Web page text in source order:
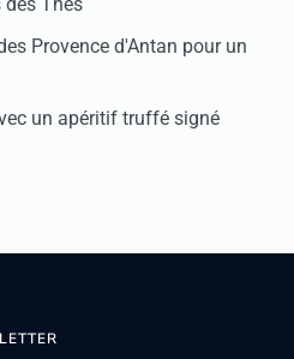
des Thés
Provence d'Antan pour un
un apéritif truffé signé